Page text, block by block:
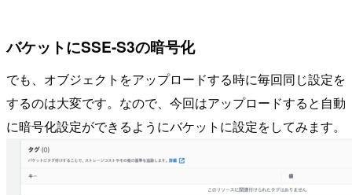
バケットにSSE-S3の暗号化
でも、オブジェクトをアップロードする時に毎回同じ設定を
するのは大変です。なので、今回はアップロードすると自動
に暗号化設定ができるようにバケットに設定をしてみます。